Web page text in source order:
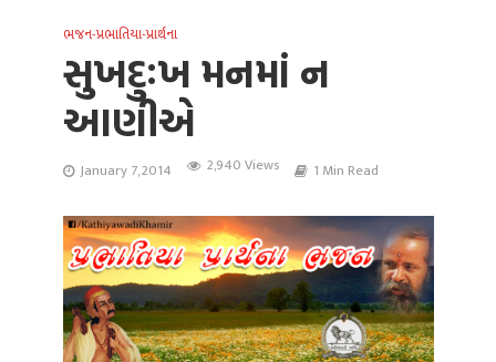
ભજન-પ્રભાતિયા-પ્રાર્થના
સુખદુઃખ મનમાં ન
આણીએ
January 7, 2014 2,940 Views 1 Min Read